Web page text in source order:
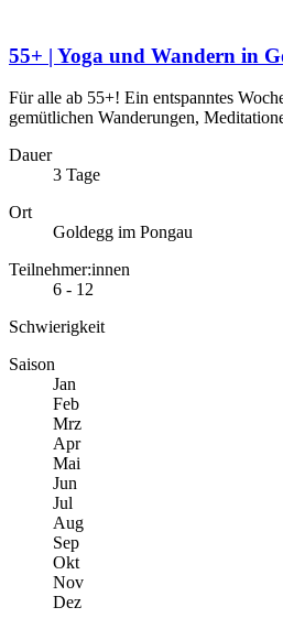
55+ | Yoga und Wandern in
Für alle ab 55+! Ein entspanntes
gemütlichen Wanderungen,
Dauer
3 Tage
Ort
Goldegg im Pongau
Teilnehmer:innen
6 - 12
Schwierigkeit
Saison
Jan
Feb
Mrz
Apr
Mai
Jun
Jul
Aug
Sep
Okt
Nov
Dez